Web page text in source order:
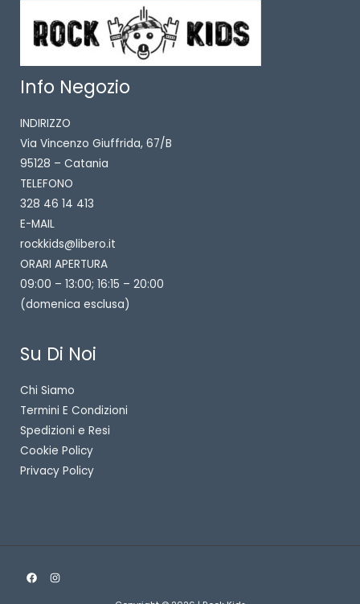
Info Negozio
INDIRIZZO
Via Vincenzo Giuffrida, 67/B
95128 – Catania
TELEFONO
328 46 14 413
E-MAIL
rockkids@libero.it
ORARI APERTURA
09:00 – 13:00; 16:15 – 20:00
(domenica esclusa)
Su Di Noi
Chi Siamo
Termini E Condizioni
Spedizioni e Resi
Cookie Policy
Privacy Policy